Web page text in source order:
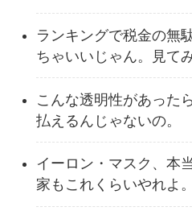
ランキングで税金の無
ちゃいいじゃん。見て
こんな透明性があった
払えるんじゃないの。
イーロン・マスク、本
家もこれくらいやれよ。